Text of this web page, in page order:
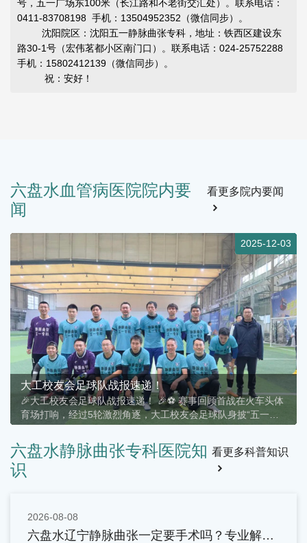
号，五一广场东100米（长江路和不老街交汇处）。联系电话：
0411-83708198 手机：13504952352（微信同步）。
沈阳院区：沈阳五一静脉曲张专科，地址：铁西区建设东
路30-1号（宏伟茗都小区南门口）。联系电话：024-25752288
手机：15802412139（微信同步）。
祝：安好！
六盘水血管病医院院内要
闻
看更多院内要闻
2025-12-03
大工校友会足球队战报速递！
🎉大工校友会足球队战报速递！ 🎉⚽ 赛事回顾首战在火车头体
育场打响，经过5轮激烈角逐，大工校友会足球队身披“五一静
脉曲张专科”战袍，以4胜1平的傲人战绩，稳居A组第二！🏆 战
绩一览• ✅ 胜 × 4• ⚖️ 平 × 1• ❌ 负 ×
六盘水静脉曲张专科医院知
识
看更多科普知识
2026-08-08
六盘水辽宁静脉曲张一定要手术吗？专业解读